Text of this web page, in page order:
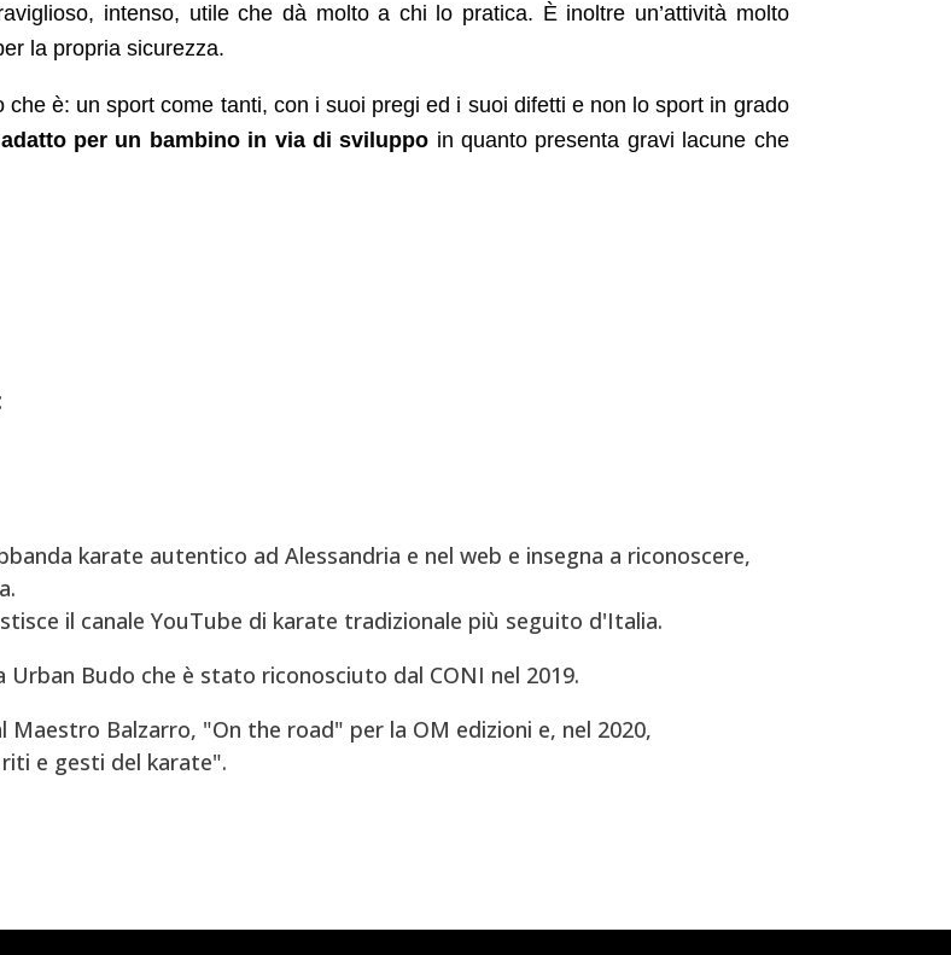
intenso, utile che dà molto a chi lo pratica. È inoltre un’attività molto
la propria sicurezza.
è: un sport come tanti, con i suoi pregi ed i suoi difetti e non lo sport in grado
per un bambino in via di sviluppo in quanto presenta gravi lacune che
karate autentico ad Alessandria e nel web e insegna a riconoscere,
il canale YouTube di karate tradizionale più seguito d'Italia.
Budo che è stato riconosciuto dal CONI nel 2019.
Maestro Balzarro, "On the road" per la OM edizioni e, nel 2020,
e gesti del karate".